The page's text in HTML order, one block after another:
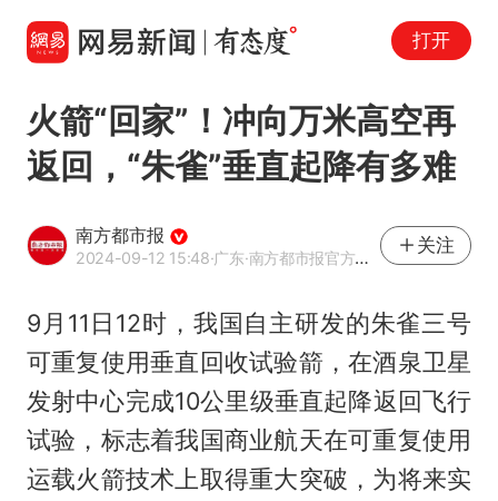
打开
火箭“回家”！冲向万米高空再
返回，“朱雀”垂直起降有多难
南方都市报
2024-09-12 15:48·广东·南方都市报官方网易号
关注
9月11日12时，我国自主研发的朱雀三号
可重复使用垂直回收试验箭，在酒泉卫星
发射中心完成10公里级垂直起降返回飞行
试验，标志着我国商业航天在可重复使用
运载火箭技术上取得重大突破，为将来实